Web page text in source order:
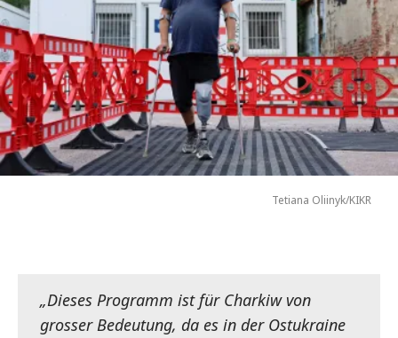
Tetiana Oliinyk/KIKR
„Dieses Programm ist für Charkiw von
grosser Bedeutung, da es in der Ostukraine